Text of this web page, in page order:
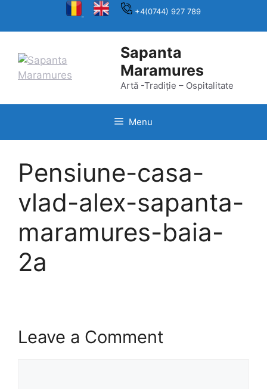
+4(0744) 927 789
Sapanta
Maramures
Artă -Tradiție – Ospitalitate
Menu
Pensiune-casa-
vlad-alex-sapanta-
maramures-baia-
2a
Leave a Comment